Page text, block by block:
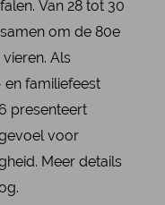
Van 28 tot 30
om de 80e
Als
familiefeest
presenteert
voor
Meer details